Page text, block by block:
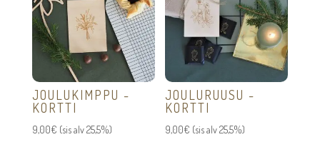
JOULUKIMPPU -
KORTTI
9,00€ (sis alv 25,5%)
JOULURUUSU -
KORTTI
9,00€ (sis alv 25,5%)